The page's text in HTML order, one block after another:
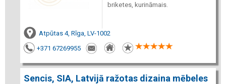
briketes, kurināmais.
Atpūtas 4, Rīga, LV-1002
+371 67269955
Sencis, SIA, Latvijā ražotas dizaina mēbeles